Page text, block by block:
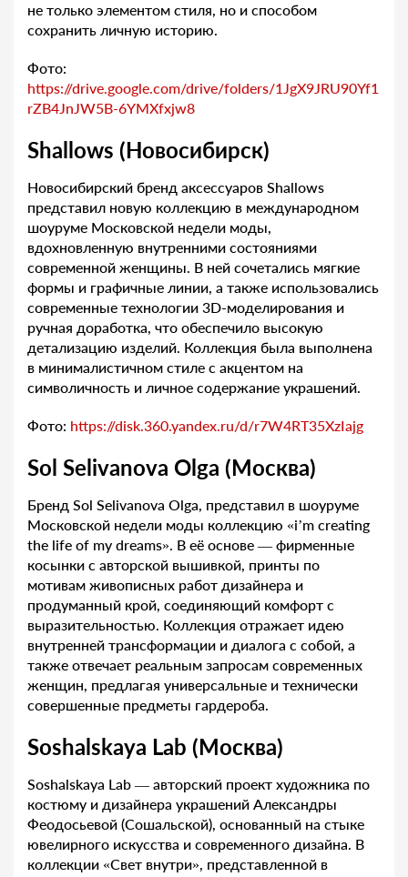
не только элементом стиля, но и способом
сохранить личную историю.
Фото:
https://drive.google.com/drive/folders/1JgX9JRU90Yf1
rZB4JnJW5B-6YMXfxjw8
Shallows (Новосибирск)
Новосибирский бренд аксессуаров Shallows
представил новую коллекцию в международном
шоуруме Московской недели моды,
вдохновленную внутренними состояниями
современной женщины. В ней сочетались мягкие
формы и графичные линии, а также использовались
современные технологии 3D-моделирования и
ручная доработка, что обеспечило высокую
детализацию изделий. Коллекция была выполнена
в минималистичном стиле с акцентом на
символичность и личное содержание украшений.
Фото: https://disk.360.yandex.ru/d/r7W4RT35XzIajg
Sol Selivanova Olga (Москва)
Бренд Sol Selivanova Olga, представил в шоуруме
Московской недели моды коллекцию «i’m creating
the life of my dreams». В её основе — фирменные
косынки с авторской вышивкой, принты по
мотивам живописных работ дизайнера и
продуманный крой, соединяющий комфорт с
выразительностью. Коллекция отражает идею
внутренней трансформации и диалога с собой, а
также отвечает реальным запросам современных
женщин, предлагая универсальные и технически
совершенные предметы гардероба.
Soshalskaya Lab (Москва)
Soshalskaya Lab — авторский проект художника по
костюму и дизайнера украшений Александры
Феодосьевой (Сошальской), основанный на стыке
ювелирного искусства и современного дизайна. В
коллекции «Свет внутри», представленной в